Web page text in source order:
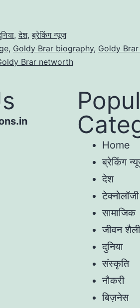
, देश, ब्रेकिंग न्यूज़
, Goldy Brar biography, Goldy
Brar networth
Home
ब्रेकिंग
देश
टेक्नोलॉजी
सामाजिक
जीवन शैली
दुनिया
संस्कृति
नौकरी
बिज़नेस